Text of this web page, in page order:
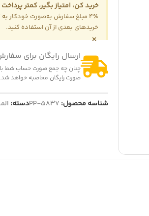
خرید کن، امتیاز بگیر، کمتر
4٪ مبلغ سفارش به‌صورت خودکار
خریدهای بعدی از آن استفاده کنید.
×
ارسال رایگان برای سفارش های
صورت رایگان محاصبه خواهد شد.
شناسه محصول: PP-5837دسته: